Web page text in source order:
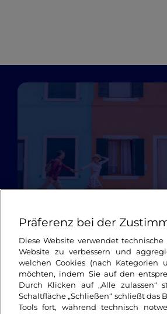
Präferenz bei der
Diese Website verwendet
Website zu verbessern und
welchen Cookies (nach Kategorien
möchten, indem Sie auf den
Durch Klicken auf „Alle
Schaltfläche „Schließen“ schließt das
Tools fort, während technisch